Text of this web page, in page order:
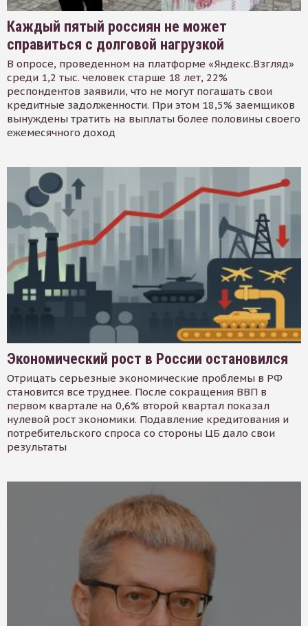
Каждый пятый россиян не может
справиться с долговой нагрузкой
В опросе, проведенном на платформе «Яндекс.Взгляд»
среди 1,2 тыс. человек старше 18 лет, 22%
респондентов заявили, что не могут погашать свои
кредитные задолженности. При этом 18,5% заемщиков
вынуждены тратить на выплаты более половины своего
ежемесячного доход
Экономический рост в России остановился
Отрицать серьезные экономические проблемы в РФ
становится все труднее. После сокращения ВВП в
первом квартале на 0,6% второй квартал показал
нулевой рост экономики. Подавление кредитования и
потребительского спроса со стороны ЦБ дало свои
результаты